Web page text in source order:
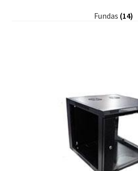
Fundas (14)